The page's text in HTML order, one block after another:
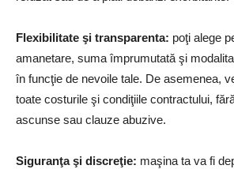
Flexibilitate şi transparenta: poţi alege
amanetare, suma împrumutată şi
în funcţie de nevoile tale. De asemenea,
toate costurile şi condiţiile contractului,
ascunse sau clauze abuzive.
Siguranţa şi discreţie: maşina ta va fi